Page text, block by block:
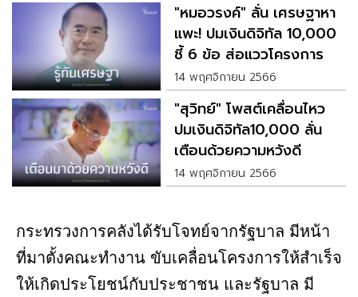
"หมอวรงค์" ลั่น เศรษฐาหา
แพะ! ปมเงินดิจิทัล 10,000
ชี้ 6 ข้อ ส่อแววโครงการ
ล่ม
14 พฤศจิกายน 2566
"สุวิทย์" โพสต์เคลื่อนไหว
ปมเงินดิจิทัล10,000 ลั่น
เตือนด้วยความหวังดี
14 พฤศจิกายน 2566
กระทรวงการคลังได้รับโจทย์จากรัฐบาล มีหน้า
ที่มาตั้งคณะทำงาน ขับเคลื่อนโครงการให้สำเร็จ
ให้เกิดประโยชน์กับประชาชน และรัฐบาล มี